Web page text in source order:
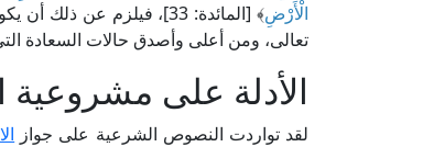
الْأَرْضِ
﴾ [المائدة: 33]، فيلزم عن
تعالى، ومن أعلى وأصدق حالات السعادة
الأدلة على مشروعية
لقد تواردت النصوص الشرعية على جواز